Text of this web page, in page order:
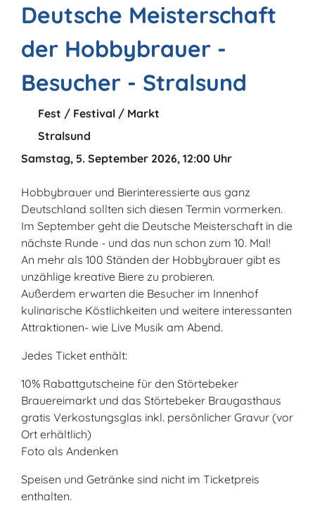
Deutsche Meisterschaft
der Hobbybrauer -
Besucher - Stralsund
Fest / Festival / Markt
Stralsund
Samstag, 5. September 2026, 12:00 Uhr
Hobbybrauer und Bierinteressierte aus ganz
Deutschland sollten sich diesen Termin vormerken.
Im September geht die Deutsche Meisterschaft in die
nächste Runde - und das nun schon zum 10. Mal!
An mehr als 100 Ständen der Hobbybrauer gibt es
unzählige kreative Biere zu probieren.
Außerdem erwarten die Besucher im Innenhof
kulinarische Köstlichkeiten und weitere interessanten
Attraktionen- wie Live Musik am Abend.
Jedes Ticket enthält:
10% Rabattgutscheine für den Störtebeker
Brauereimarkt und das Störtebeker Braugasthaus
gratis Verkostungsglas inkl. persönlicher Gravur (vor
Ort erhältlich)
Foto als Andenken
Speisen und Getränke sind nicht im Ticketpreis
enthalten.